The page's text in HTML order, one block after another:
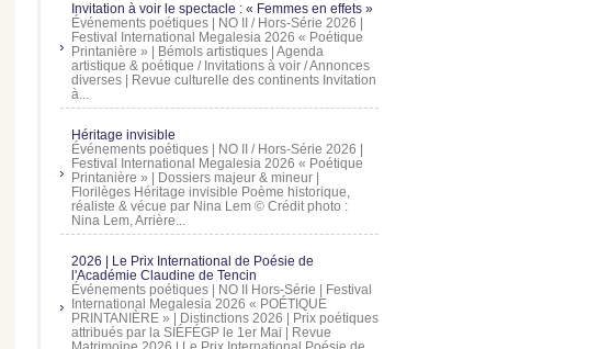
Invitation à voir le spectacle : « Femmes en effets »
Événements poétiques | NO II / Hors-Série 2026 |
Festival International Megalesia 2026 « Poétique
Printanière » | Bémols artistiques | Agenda
artistique & poétique / Invitations à voir / Annonces
diverses | Revue culturelle des continents Invitation
à...
Héritage invisible
Événements poétiques | NO II / Hors-Série 2026 |
Festival International Megalesia 2026 « Poétique
Printanière » | Dossiers majeur & mineur |
Florilèges Héritage invisible Poème historique,
réaliste & vécue par Nina Lem © Crédit photo :
Nina Lem, Arrière...
2026 | Le Prix International de Poésie de
l'Académie Claudine de Tencin
Événements poétiques | NO II Hors-Série | Festival
International Megalesia 2026 « POÉTIQUE
PRINTANIÈRE » | Distinctions 2026 | Prix poétiques
attribués par la SIÉFÉGP le 1er Mai | Revue